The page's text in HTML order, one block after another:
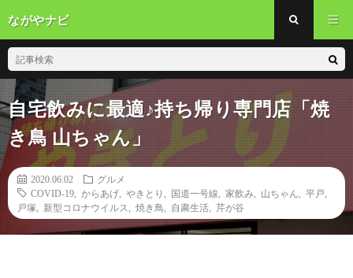
ながやナビ
自宅飲みに最適♪持ち帰り専門店「焼
き鳥 山ちゃん」
2020.06.02
グルメ
COVID-19
からあげ やきとり 国道一号線 家飲み 山ちゃん 平戸
戸塚
新型コロナウイルス 焼き鳥 自粛生活 芹が谷